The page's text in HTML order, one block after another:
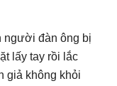
người đàn ông bị
lấy tay rồi lắc
giả không khỏi